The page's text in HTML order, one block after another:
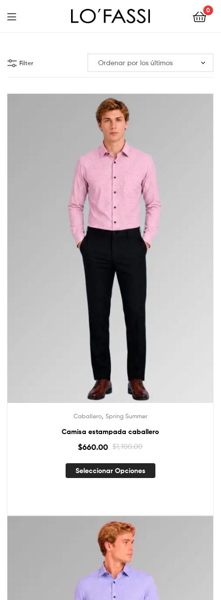
0
Filter
Caballero, Spring Summer
Camisa estampada caballero
$1,100.00
$660.00
Seleccionar Opciones